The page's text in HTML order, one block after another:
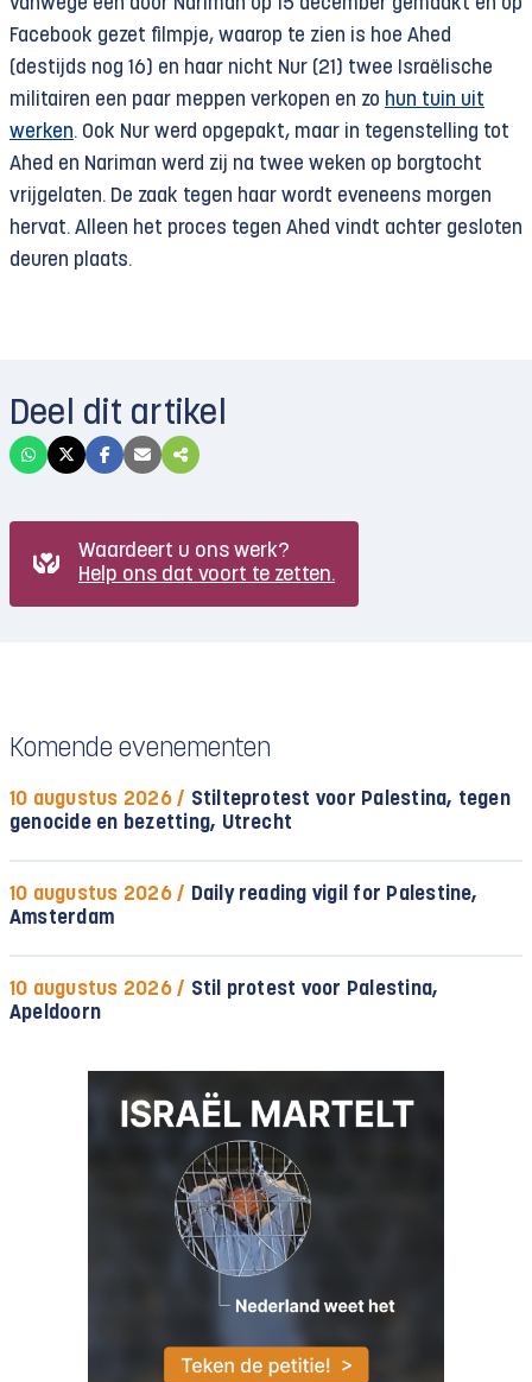
Facebook gezet filmpje, waarop te zien is hoe Ahed
(destijds nog 16) en haar nicht Nur (21) twee Israëlische
militairen een paar meppen verkopen en zo hun tuin uit
werken. Ook Nur werd opgepakt, maar in tegenstelling tot
Ahed en Nariman werd zij na twee weken op borgtocht
vrijgelaten. De zaak tegen haar wordt eveneens morgen
hervat. Alleen het proces tegen Ahed vindt achter gesloten
deuren plaats.
Deel dit artikel
Waardeert u ons werk?
Help ons dat voort te zetten.
Komende evenementen
10 augustus 2026 / Stilteprotest voor Palestina, tegen
genocide en bezetting, Utrecht
10 augustus 2026 / Daily reading vigil for Palestine,
Amsterdam
10 augustus 2026 / Stil protest voor Palestina,
Apeldoorn